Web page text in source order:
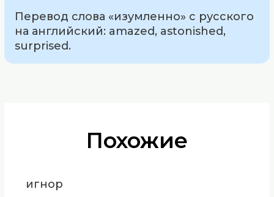
Перевод слова «изумленно» с русского
на английский: amazed, astonished,
surprised.
Похожие
игнор